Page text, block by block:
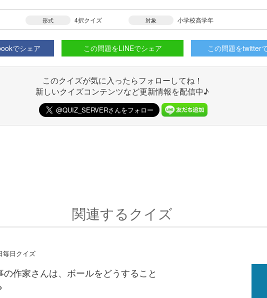
形式 4択クイズ 対象 小学校高学年
でシェア この問題をLINEでシェア この問題をtwitter
このクイズが気に入ったらフォローしてね！
新しいクイズコンテンツなど更新情報を配信中♪
関連するクイズ
毎日クイズ
作家さんは、ボールをどうすること